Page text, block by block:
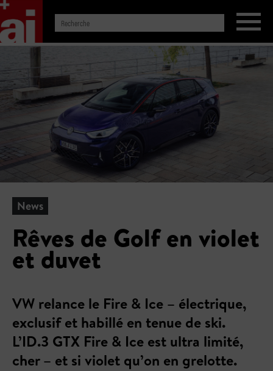
News
Rêves de Golf en violet
et duvet
VW relance le Fire & Ice – électrique,
exclusif et habillé en tenue de ski.
L’ID.3 GTX Fire & Ice est ultra limité,
cher – et si violet qu’on en grelotte.